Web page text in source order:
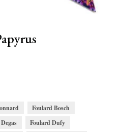
Foulard Bosch
Foulard Dufy